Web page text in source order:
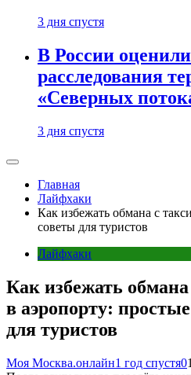
3 дня спустя
В России
расследования
«Северных
3 дня спустя
Главная
Лайфхаки
Как избежать обмана с
советы для туристов
Лайфхаки
Как избежать обмана
в аэропорту:
для туристов
Моя Москва.онлайн1 год спустя0